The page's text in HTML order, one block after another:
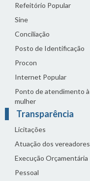
Refeitório Popular
Sine
Conciliação
Posto de Identificação
Procon
Internet Popular
Ponto de atendimento à
mulher
Transparência
Licitações
Atuação dos vereadores
Execução Orçamentária
Pessoal